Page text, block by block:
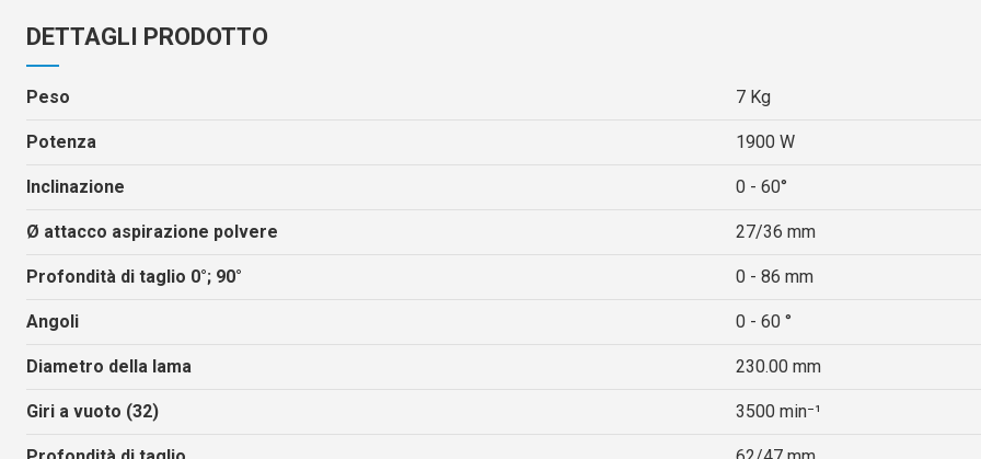
DETTAGLI PRODOTTO
Peso 7 Kg
Potenza 1900 W
Inclinazione 0 - 60°
Ø attacco aspirazione polvere 27/36 mm
Profondità di taglio 0°; 90° 0 - 86 mm
Angoli 0 - 60 °
Diametro della lama 230.00 mm
Giri a vuoto (32) 3500 min⁻¹